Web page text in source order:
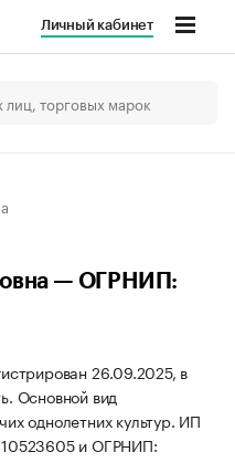
Личный кабинет
— ОГРНИП:
26.09.2025, в
Основной вид
однолетних культур. ИП
и ОГРНИП: